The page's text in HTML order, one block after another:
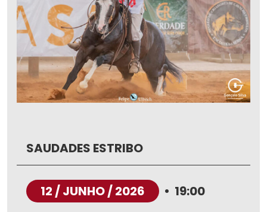
SAUDADES ESTRIBO
12 / JUNHO / 2026 • 19:00